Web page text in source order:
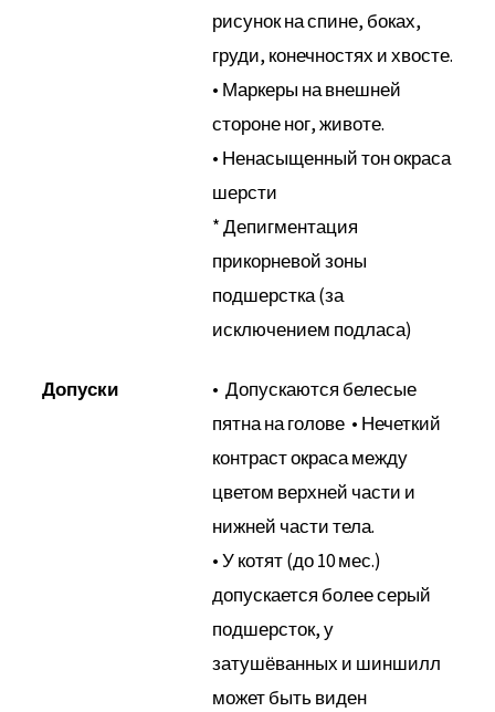
рисунок на спине, боках,
груди, конечностях и хвосте.
• Маркеры на внешней
стороне ног, животе.
• Ненасыщенный тон окраса
шерсти
* Депигментация
прикорневой зоны
подшерстка (за
исключением подласа)
Допуски
• Допускаются белесые
пятна на голове • Нечеткий
контраст окраса между
цветом верхней части и
нижней части тела.
• У котят (до 10 мес.)
допускается более серый
подшерсток, у
затушёванных и шиншилл
может быть виден